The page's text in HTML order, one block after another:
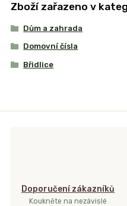
Zboží zařazeno v
Dům a zahrada
Domovní čísla
Břidlice
Doporučení zákazníků
Koukněte na nezávislé